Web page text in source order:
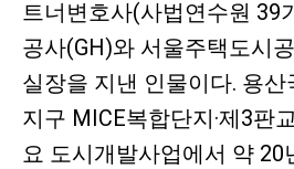
트너변호사(사법연수원 39
공사(GH)와 서울주택도시
실장을 지낸 인물이다. 용산
지구 MICE복합단지·제3판
요 도시개발사업에서 약 20